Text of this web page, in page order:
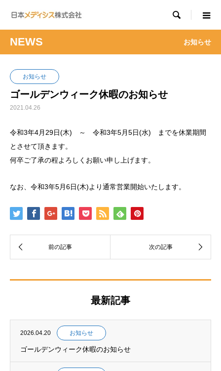

NEWS お知らせ
お知らせ
ゴールデンウィーク休暇のお知らせ
2021.04.26
令和3年4月29日(木) ～ 令和3年5月5日(水) までを休業期間
とさせて頂きます。
何卒ご了承の程よろしくお願い申し上げます。
なお、令和3年5月6日(木)より通常営業開始いたします。
最新記事
2026.04.20 お知らせ
ゴールデンウィーク休暇のお知らせ